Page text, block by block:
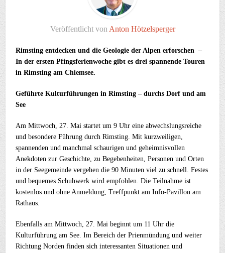
Veröffentlicht von Anton Hötzelsperger
Rimsting entdecken und die Geologie der Alpen erforschen –
In der ersten Pfingsferienwoche gibt es drei spannende Touren
in Rimsting am Chiemsee.
Geführte Kulturführungen in Rimsting – durchs Dorf und am
See
Am Mittwoch, 27. Mai startet um 9 Uhr eine abwechslungsreiche
und besondere Führung durch Rimsting. Mit kurzweiligen,
spannenden und manchmal schaurigen und geheimnisvollen
Anekdoten zur Geschichte, zu Begebenheiten, Personen und Orten
in der Seegemeinde vergehen die 90 Minuten viel zu schnell. Festes
und bequemes Schuhwerk wird empfohlen. Die Teilnahme ist
kostenlos und ohne Anmeldung, Treffpunkt am Info-Pavillon am
Rathaus.
Ebenfalls am Mittwoch, 27. Mai beginnt um 11 Uhr die
Kulturführung am See. Im Bereich der Prienmündung und weiter
Richtung Norden finden sich interessanten Situationen und